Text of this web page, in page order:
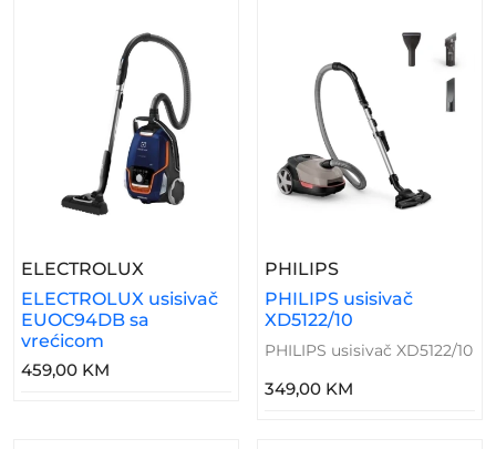
ELECTROLUX – ELECTROLUX Usisivač EUOC94DB
ELECTROLUX usisivač
EUOC94DB sa
vrećicom
459,00 KM
PHILIPS– PHILIPS
PHILIPS usisivač
XD5122/10
PHILIPS usisivač XD5122/10
349,00 KM